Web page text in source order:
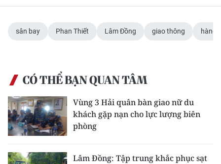
sân bay Phan Thiết Lâm Đồng giao thông hàng
CÓ THỂ BẠN QUAN TÂM
Vùng 3 Hải quân bàn giao nữ du
khách gặp nạn cho lực lượng biên
phòng
Lâm Đồng: Tập trung khắc phục sạt